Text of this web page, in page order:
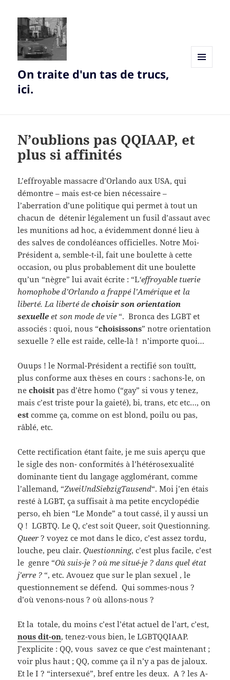
On traite d'un tas de trucs,
ici.
N’oublions pas QQIAAP, et
plus si affinités
L’effroyable massacre d’Orlando aux USA, qui
démontre – mais est-ce bien nécessaire –
l’aberration d’une politique qui permet à tout un
chacun de détenir légalement un fusil d’assaut avec
les munitions ad hoc, a évidemment donné lieu à
des salves de condoléances officielles. Notre Moi-
Président a, semble-t-il, fait une boulette à cette
occasion, ou plus probablement dit une boulette
qu’un “nègre” lui avait écrite : “L‘effroyable tuerie
homophobe d’Orlando a frappé l’Amérique et la
liberté. La liberté dechoisir son orientation
sexuelle et son mode de vie “. Bronca des LGBT et
associés : quoi, nous “choisissons” notre orientation
sexuelle ? elle est raide, celle-là ! n’importe quoi…
Ouups ! le Normal-Président a rectifié son touïtt,
plus conforme aux thèses en cours : sachons-le, on
nechoisit pas d’être homo (“gay” si vous y tenez,
mais c’est triste pour la gaieté), bi, trans, etc etc…, on
est comme ça, comme on est blond, poilu ou pas,
râblé, etc.
Cette rectification étant faite, je me suis aperçu que
le sigle des non- conformités à l’hétérosexualité
dominante tient du langage agglomérant, comme
l’allemand, “ZweiUndSiebzigTausend“. Moi j’en étais
resté à LGBT, ça suffisait à ma petite encyclopédie
perso, eh bien “Le Monde” a tout cassé, il y aussi un
Q ! LGBTQ. Le Q, c’est soit Queer, soit Questionning.
Queer ? voyez ce mot dans le dico, c’est assez tordu,
louche, peu clair.Questionning, c’est plus facile, c’est
le genre “Où suis-je ? où me situé-je ? dans quel état
j’erre ? “, etc. Avouez que sur le plan sexuel , le
questionnement se défend. Qui sommes-nous ?
d’où venons-nous ? où allons-nous ?
Et la totale, du moins c’est l’état actuel de l’art, c’est,
nous dit-on, tenez-vous bien, le LGBTQQIAAP.
J’explicite : QQ, vous savez ce que c’est maintenant ;
voir plus haut ; QQ, comme ça il n’y a pas de jaloux.
Et le I ? “intersexué”, bref entre les deux. A ? les A-